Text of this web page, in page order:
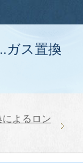
ガス置換
よるロン